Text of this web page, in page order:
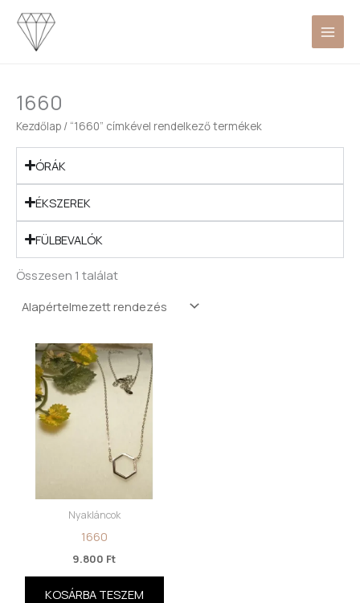
Skip
content
1660
Kezdőlap / “1660” címkével rendelkező termékek
ÓRÁK
ÉKSZEREK
FÜLBEVALÓK
Összesen 1 találat
Nyakláncok
1660
9.800 Ft
KOSÁRBA TESZEM